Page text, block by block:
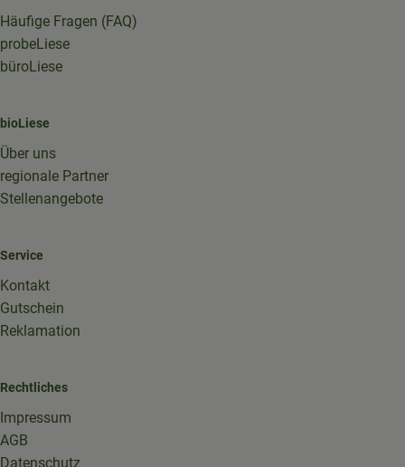
Häufige Fragen (FAQ)
probeLiese
büroLiese
bioLiese
Über uns
regionale Partner
Stellenangebote
Service
Kontakt
Gutschein
Reklamation
Rechtliches
Impressum
AGB
Datenschutz